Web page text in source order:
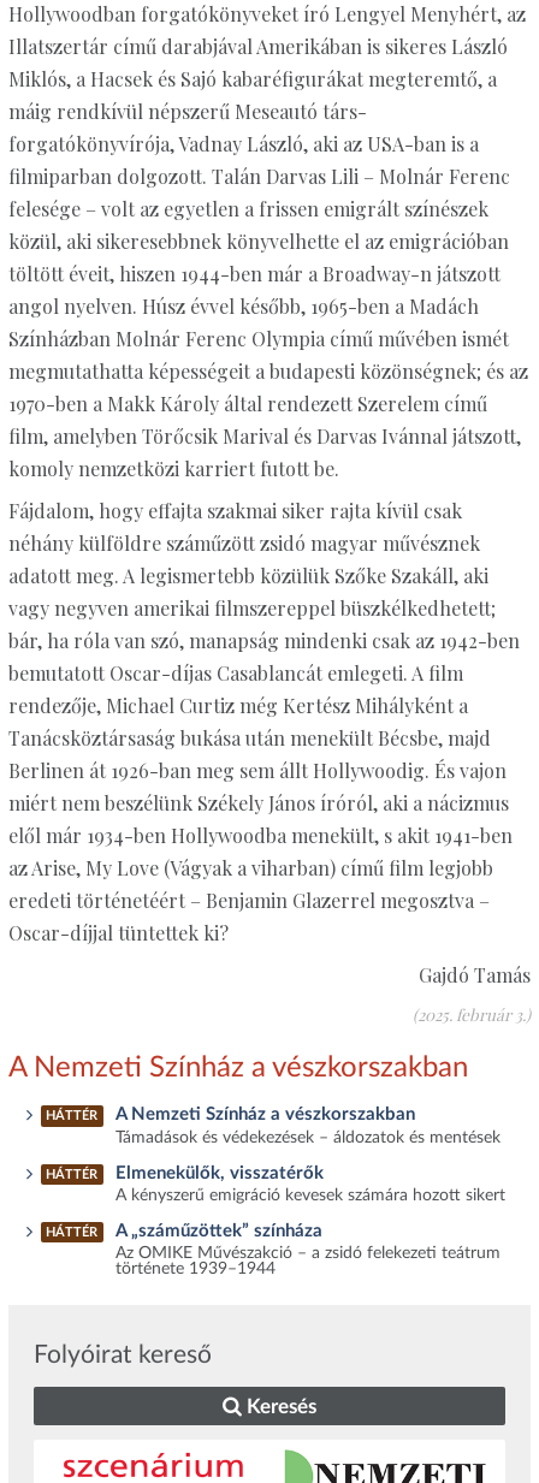
Hollywoodban forgatókönyveket író Lengyel Menyhért, az
Illatszertár című darabjával Amerikában is sikeres László
Miklós, a Hacsek és Sajó kabaréfigurákat megteremtő, a
máig rendkívül népszerű Meseautó társ-
forgatókönyvírója, Vadnay László, aki az USA-ban is a
filmiparban dolgozott. Talán Darvas Lili – Molnár Ferenc
felesége – volt az egyetlen a frissen emigrált színészek
közül, aki sikeresebbnek könyvelhette el az emigrációban
töltött éveit, hiszen 1944-ben már a Broadway-n játszott
angol nyelven. Húsz évvel később, 1965-ben a Madách
Színházban Molnár Ferenc Olympia című művében ismét
megmutathatta képességeit a budapesti közönségnek; és az
1970-ben a Makk Károly által rendezett Szerelem című
film, amelyben Törőcsik Marival és Darvas Ivánnal játszott,
komoly nemzetközi karriert futott be.
Fájdalom, hogy effajta szakmai siker rajta kívül csak
néhány külföldre száműzött zsidó magyar művésznek
adatott meg. A legismertebb közülük Szőke Szakáll, aki
vagy negyven amerikai filmszereppel büszkélkedhetett;
bár, ha róla van szó, manapság mindenki csak az 1942-ben
bemutatott Oscar-díjas Casablancát emlegeti. A film
rendezője, Michael Curtiz még Kertész Mihályként a
Tanácsköztársaság bukása után menekült Bécsbe, majd
Berlinen át 1926-ban meg sem állt Holly­woodig. És vajon
miért nem beszélünk Székely János íróról, aki a nácizmus
elől már 1934-ben Hollywoodba menekült, s akit 1941-ben
az Arise, My Love (Vágyak a viharban) című film legjobb
eredeti történetéért – Benjamin Glazerrel megosztva –
Oscar-díjjal tüntettek ki?
Gajdó Tamás
(2025. február 3.)
A Nemzeti Színház a vészkorszakban
HÁTTÉR A Nemzeti Színház a vészkorszakban
Támadások és védekezések – áldozatok és mentések
HÁTTÉR Elmenekülők, visszatérők
A kényszerű emigráció kevesek számára hozott sikert
HÁTTÉR A „száműzöttek” színháza
Az OMIKE Művészakció – a zsidó felekezeti teátrum
története 1939–1944
Folyóirat kereső
Keresés